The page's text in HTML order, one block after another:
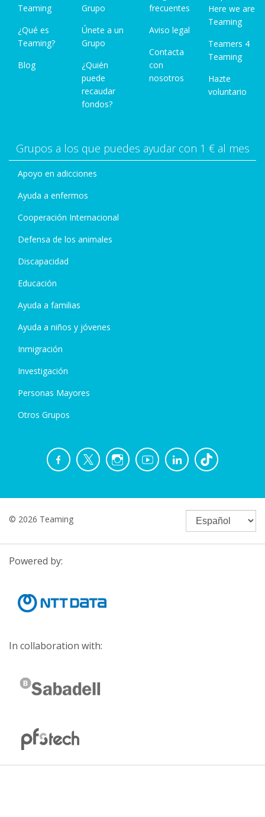
https://www.facebook.com/groups/177705540592
3303/permalink/1849081312054045/
16
https://www.facebook.com/groups/177705540592
3303/permalink/2522574434704726/
https://www.facebook.com/docatmultiespacio/pos
https://www.facebook.com/Esterilizacion.Solidaria.
Animal/photos/a.2236623459760239/30140815153
47759/
Teaming
¿Qué es
Teaming?
Blog
Grupo
Únete a un
Grupo
¿Quién
puede
recaudar
fondos?
frecuentes
Aviso legal
Contacta
con
nosotros
Here we are
Teaming
Teamers 4
Teaming
Hazte
voluntario
Grupos a los que puedes ayudar con 1 € al mes
Apoyo en adicciones
Ayuda a enfermos
Cooperación Internacional
Defensa de los animales
Discapacidad
Educación
Ayuda a familias
Ayuda a niños y jóvenes
Inmigración
Investigación
Personas Mayores
Otros Grupos
© 2026 Teaming
Powered by:
In collaboration with: